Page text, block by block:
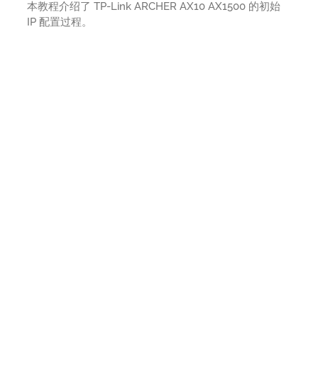
本教程介绍了 TP-Link ARCHER AX10 AX1500 的初始
IP 配置过程。